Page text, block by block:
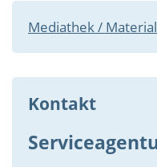
Mediathek /
Kontakt